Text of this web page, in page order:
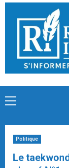
Skip
content
Primary
Politique
Le